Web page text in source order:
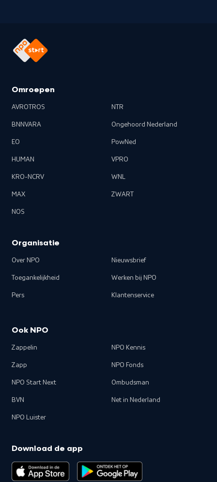
Omroepen
AVROTROS
BNNVARA
EO
HUMAN
KRO-NCRV
MAX
NOS
NTR
Ongehoord Nederland
PowNed
VPRO
WNL
ZWART
Organisatie
Over NPO
Toegankelijkheid
Pers
Nieuwsbrief
Werken bij NPO
Klantenservice
Ook NPO
Zappelin
Zapp
NPO Start Next
BVN
NPO Luister
NPO Kennis
NPO Fonds
Ombudsman
Net in Nederland
Download de app